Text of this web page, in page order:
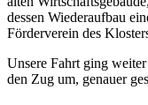
dessen Wiederaufbau
Förderverein des
Unsere Fahrt ging
den Zug um, genauer